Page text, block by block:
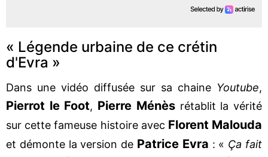
« Légende urbaine de ce crétin
d'Evra »
Dans une vidéo diffusée sur sa chaine Youtube,
Pierrot le Foot, Pierre Ménèsrétablit la vérité
sur cette fameuse histoire avec Florent Malouda
et démonte la version de Patrice Evra : « Ça fait